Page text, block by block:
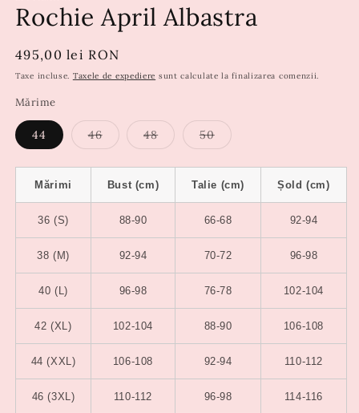
Rochie April Albastra
Preț
obișnuit
495,00 lei RON
Taxe incluse. Taxele de expediere sunt calculate la finalizarea comenzii.
Mărime
44 46Varianta
are
epuizat
sau
este
indisponibilă
48Varianta
are
epuizat
sau
este
indisponibilă
50Varianta
are
epuizat
sau
este
indisponibilă
Mărimi Bust (cm) Talie (cm) Șold (cm)
36 (S) 88-90 66-68 92-94
38 (M) 92-94 70-72 96-98
40 (L) 96-98 76-78 102-104
42 (XL) 102-104 88-90 106-108
44 (XXL) 106-108 92-94 110-112
46 (3XL) 110-112 96-98 114-116